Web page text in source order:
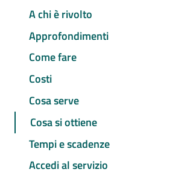
A chi è rivolto
Approfondimenti
Come fare
Costi
Cosa serve
Cosa si ottiene
Tempi e scadenze
Accedi al servizio